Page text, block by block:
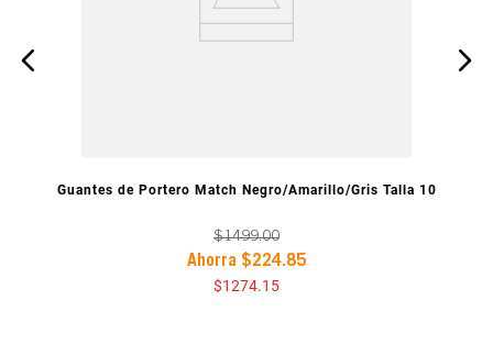
VISTA PREVIA
Guantes de Portero Match Negro/Amarillo/Gris Talla 10
$1499.00
Ahorra $224.85
$1274.15